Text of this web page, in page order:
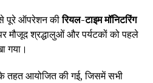
से पूरे ऑपरेशन कीरियल-टाइम मॉनिटरिंग
मौजूद श्रद्धालुओं और पर्यटकों को पहले
गया।
तहत आयोजित की गई, जिसमें सभी